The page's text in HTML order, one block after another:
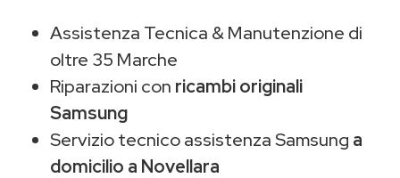
Assistenza Tecnica & Manutenzione di
oltre 35 Marche
Riparazioni con ricambi originali
Samsung
Servizio tecnico assistenza Samsung a
domicilio a Novellara